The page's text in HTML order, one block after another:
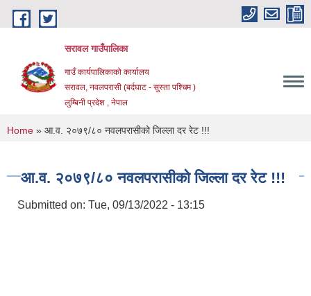
Skip to main content
सरावल गाउँपालिका
गाउँ कार्यपालिकाको कार्यालय
सरावल, नवलपरासी (बर्दघाट - सुस्ता पश्चिम )
लुम्बिनी प्रदेश , नेपाल
You are here
Home » आ.व. २०७९/८० नवलपरासीको जिल्ला दर रेट !!!
आ.व. २०७९/८० नवलपरासीको जिल्ला दर रेट !!!
Submitted on: Tue, 09/13/2022 - 13:15